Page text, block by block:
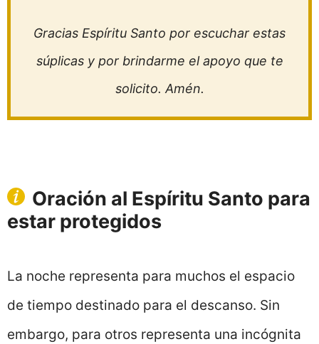
Gracias Espíritu Santo por escuchar estas
súplicas y por brindarme el apoyo que te
solicito. Amén.
Oración al Espíritu Santo para
estar protegidos
La noche representa para muchos el espacio
de tiempo destinado para el descanso. Sin
embargo, para otros representa una incógnita